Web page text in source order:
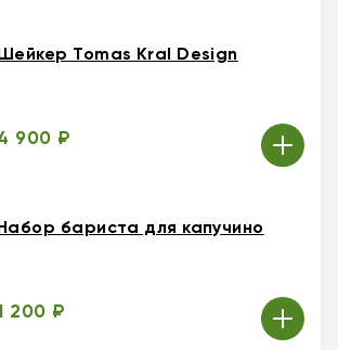
Tomas Kral Design
900 ₽
бариста для капучино
200 ₽